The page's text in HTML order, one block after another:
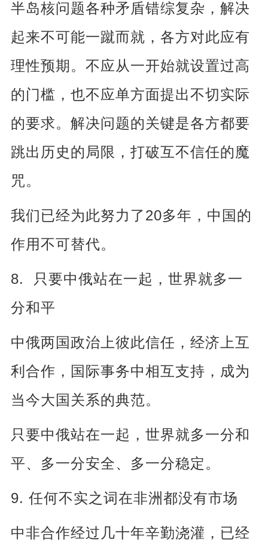
半岛核问题各种矛盾错综复杂，解决
起来不可能一蹴而就，各方对此应有
理性预期。不应从一开始就设置过高
的门槛，也不应单方面提出不切实际
的要求。解决问题的关键是各方都要
跳出历史的局限，打破互不信任的魔
咒。
我们已经为此努力了20多年，中国的
作用不可替代。
8.
只要中俄站在一起，世界就多一
分和平
中俄两国政治上彼此信任，经济上互
利合作，国际事务中相互支持，成为
当今大国关系的典范。
只要中俄站在一起，世界就多一分和
平、多一分安全、多一分稳定。
9. 任何不实之词在非洲都没有市场
中非合作经过几十年辛勤浇灌，已经